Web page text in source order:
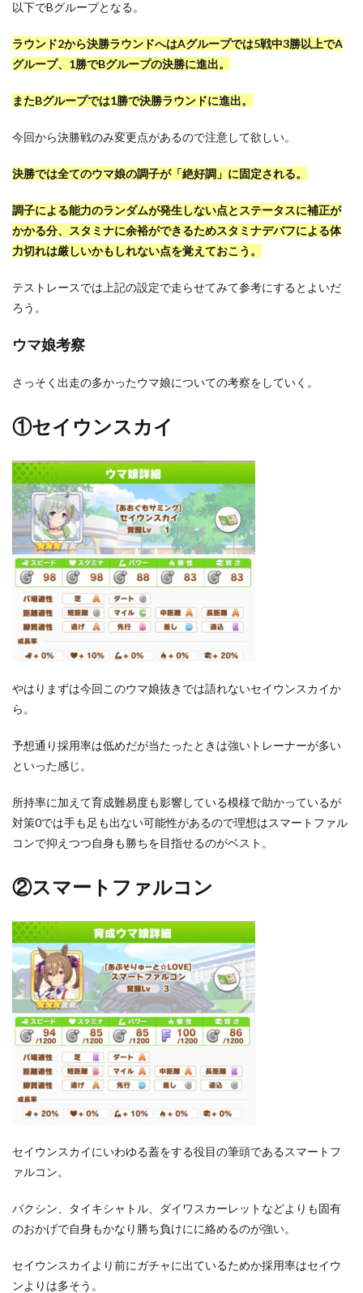
以下でBグループとなる。
ラウンド2から決勝ラウンドへはAグループでは5戦中3勝以上でA
グループ、1勝でBグループの決勝に進出。
またBグループでは1勝で決勝ラウンドに進出。
今回から決勝戦のみ変更点があるので注意して欲しい。
決勝では全てのウマ娘の調子が「絶好調」に固定される。
調子による能力のランダムが発生しない点とステータスに補正が
かかる分、スタミナに余裕ができるためスタミナデバフによる体
力切れは厳しいかもしれない点を覚えておこう。
テストレースでは上記の設定で走らせてみて参考にするとよいだ
ろう。
ウマ娘考察
さっそく出走の多かったウマ娘についての考察をしていく。
①セイウンスカイ
やはりまずは今回このウマ娘抜きでは語れないセイウンスカイか
ら。
予想通り採用率は低めだが当たったときは強いトレーナーが多い
といった感じ。
所持率に加えて育成難易度も影響している模様で助かっているが
対策0では手も足も出ない可能性があるので理想はスマートファル
コンで抑えつつ自身も勝ちを目指せるのがベスト。
②スマートファルコン
セイウンスカイにいわゆる蓋をする役目の筆頭であるスマートフ
ァルコン。
バクシン、タイキシャトル、ダイワスカーレットなどよりも固有
のおかげで自身もかなり勝ち負けにに絡めるのが強い。
セイウンスカイより前にガチャに出ているためか採用率はセイウ
ンよりは多そう。